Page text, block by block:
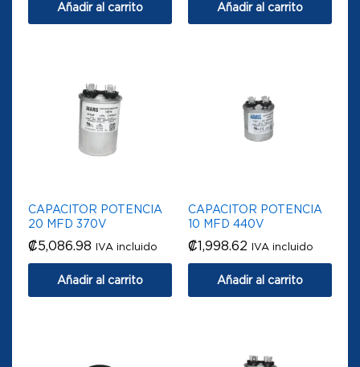
Añadir al carrito Añadir al carrito
CAPACITOR POTENCIA
20 MFD 370V
₡5,086.98 IVA incluido
Añadir al carrito
CAPACITOR POTENCIA
10 MFD 440V
₡1,998.62 IVA incluido
Añadir al carrito